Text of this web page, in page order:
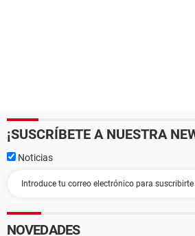
¡SUSCRÍBETE A NUESTRA
Noticias
NOVEDADES